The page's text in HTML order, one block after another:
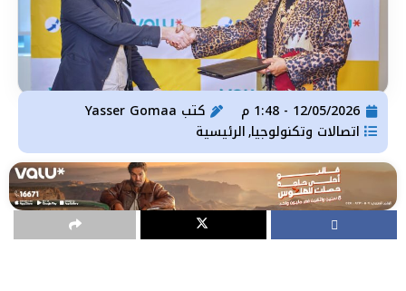
12/05/2026 - 1:48 م كتب
اتصالات وتكنولوجيا, الرئيسية